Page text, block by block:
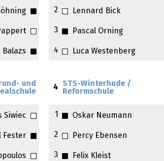
Balazs
2 Lennard Bick
3 Pascal Orning
4 Luca Westenberg
und
Siwiec
Fester
4
STS-Winterhude /
Reformschule
1 Oskar Neumann
2 Percy Ebensen
3 Felix Kleist